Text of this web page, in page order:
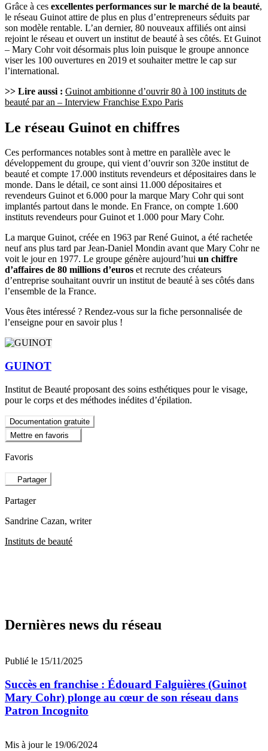
Grâce à ces excellentes performances sur le marché de la beauté,
le réseau Guinot attire de plus en plus d’entrepreneurs séduits par
son modèle rentable. L’an dernier, 80 nouveaux affiliés ont ainsi
rejoint le réseau et ouvert un institut de beauté à ses côtés. Et Guinot
– Mary Cohr voit désormais plus loin puisque le groupe annonce
viser les 100 ouvertures en 2019 et souhaiter mettre le cap sur
l’international.
>> Lire aussi : Guinot ambitionne d’ouvrir 80 à 100 instituts de
beauté par an – Interview Franchise Expo Paris
Le réseau Guinot en chiffres
Ces performances notables sont à mettre en parallèle avec le
développement du groupe, qui vient d’ouvrir son 320e institut de
beauté et compte 17.000 instituts revendeurs et dépositaires dans le
monde. Dans le détail, ce sont ainsi 11.000 dépositaires et
revendeurs Guinot et 6.000 pour la marque Mary Cohr qui sont
implantés partout dans le monde. En France, on compte 1.600
instituts revendeurs pour Guinot et 1.000 pour Mary Cohr.
La marque Guinot, créée en 1963 par René Guinot, a été rachetée
neuf ans plus tard par Jean-Daniel Mondin avant que Mary Cohr ne
voit le jour en 1977. Le groupe génère aujourd’hui un chiffre
d’affaires de 80 millions d’euros et recrute des créateurs
d’entreprise souhaitant ouvrir un institut de beauté à ses côtés dans
l’ensemble de la France.
Vous êtes intéressé ? Rendez-vous sur la fiche personnalisée de
l’enseigne pour en savoir plus !
GUINOT
Institut de Beauté proposant des soins esthétiques pour le visage,
pour le corps et des méthodes inédites d’épilation.
Documentation gratuite
Mettre en favoris
Favoris
Partager
Partager
Sandrine Cazan, writer
Instituts de beauté
Dernières news du réseau
Publié le 15/11/2025
Succès en franchise : Édouard Falguières (Guinot
Mary Cohr) plonge au cœur de son réseau dans
Patron Incognito
Mis à jour le 19/06/2024